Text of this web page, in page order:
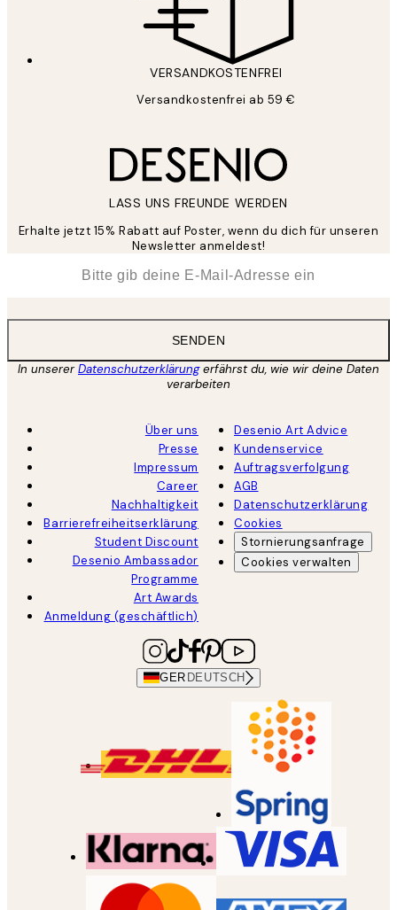
VERSANDKOSTENFREI
Versandkostenfrei ab 59 €
LASS UNS FREUNDE WERDEN
Erhalte jetzt 15% Rabatt auf Poster, wenn du dich für unseren
Newsletter anmeldest!
SENDEN
In unsererDatenschutzerklärungerfährst du, wie wir deine Daten
verarbeiten
Über uns
Presse
Impressum
Career
Nachhaltigkeit
Barrierefreiheitserklärung
Student Discount
Desenio Ambassador
Programme
Art Awards
Anmeldung (geschäftlich)
Desenio Art Advice
Kundenservice
Auftragsverfolgung
AGB
Datenschutzerklärung
Cookies
Stornierungsanfrage
Cookies verwalten
GER DEUTSCH